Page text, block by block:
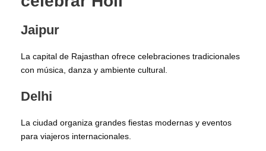
Jaipur
La capital de Rajasthan ofrece celebraciones tradicionales
con música, danza y ambiente cultural.
Delhi
La ciudad organiza grandes fiestas modernas y eventos
para viajeros internacionales.